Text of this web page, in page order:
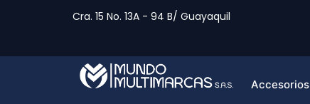
Cra. 15 No. 13A - 94 B/ Guayaquil
Accesorios